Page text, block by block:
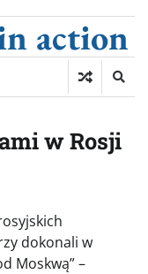
action
w Rosji
dokonali w
Moskwą” –